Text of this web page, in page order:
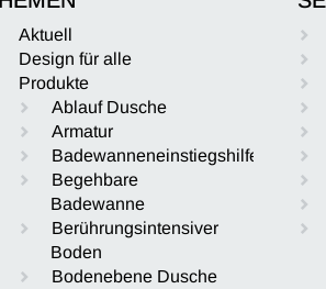
Aktuell
Design für alle
Produkte
Ablauf Dusche
Armatur
Badewanneneinstiegshilfe
Begehbare
Badewanne
Berührungsintensiver
Boden
Bodenebene Dusche